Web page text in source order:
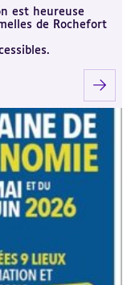
est heureuse
de Rochefort